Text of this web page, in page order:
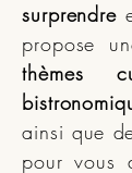
surprendre
propose
thèmes
ainsi que
pour